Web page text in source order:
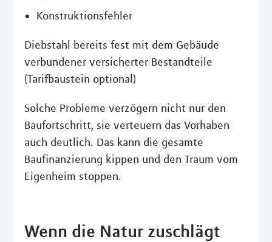
Konstruktionsfehler
Diebstahl bereits fest mit dem Gebäude
verbundener versicherter Bestandteile
(Tarifbaustein optional)
Solche Probleme verzögern nicht nur den
Baufortschritt, sie verteuern das Vorhaben
auch deutlich. Das kann die gesamte
Baufinanzierung kippen und den Traum vom
Eigenheim stoppen.
Wenn die Natur zuschlägt